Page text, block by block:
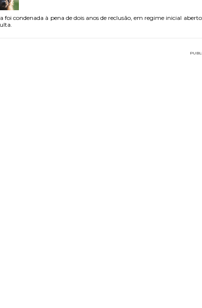
foi condenada à pena de dois anos de reclusão, em regime inicial